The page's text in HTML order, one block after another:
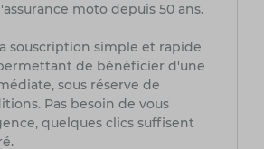
moto depuis 50 ans.
souscription simple et rapide
de bénéficier d'une
sous réserve de
Pas besoin de vous
quelques clics suffisent